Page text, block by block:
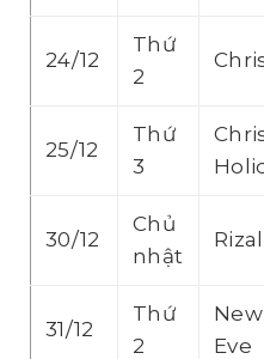
24/12
Thứ
2
25/12
Thứ
3
30/12
Chủ
nhật
31/12
Thứ
2
New
Eve